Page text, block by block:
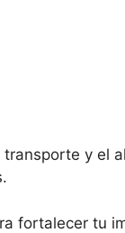
y el
fortalecer tu